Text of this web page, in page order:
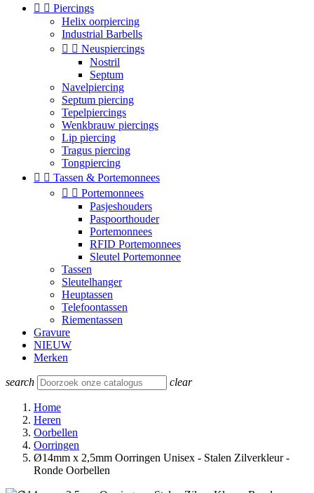
  Piercings
Helix oorpiercing
Industrial Barbells
  Neuspiercings
Nostril
Septum
Navelpiercing
Septum piercing
Tepelpiercings
Wenkbrauw piercings
Lip piercing
Tragus piercing
Tongpiercing
  Tassen & Portemonnees
  Portemonnees
Pasjeshouders
Paspoorthouder
Portemonnees
RFID Portemonnees
Sleutel Portemonnee
Tassen
Sleutelhanger
Heuptassen
Telefoontassen
Riementassen
Gravure
NIEUW
Merken
search clear
Home
Heren
Oorbellen
Oorringen
Ø14mm x 2,5mm Oorringen Unisex - Stalen Zilverkleur -
Ronde Oorbellen